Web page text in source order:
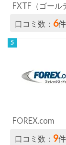
FXTF（ゴール
口コミ数： 6
FOREX.com
口コミ数： 9